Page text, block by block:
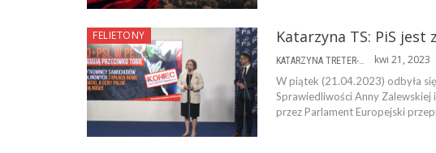
FELIETONY Katarzyna TS: PiS
KATARZYNA TRETER-SIERPIŃSKA kwi 21, 2023
W piątek (21.04.2023) odbyła
Sprawiedliwości Anny Zalewskiej
przez Parlament Europejski